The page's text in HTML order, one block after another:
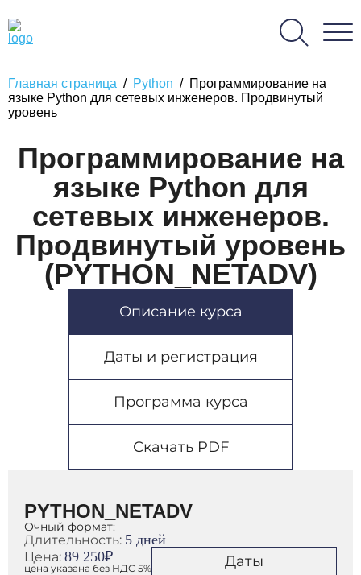
Главная страница / Python / Программирование на
языке Python для сетевых инженеров. Продвинутый
уровень
Программирование на
языке Python для
сетевых инженеров.
Продвинутый уровень
(PYTHON_NETADV)
Описание курса
Даты и регистрация
Программа курса
Скачать PDF
PYTHON_NETADV
Очный формат:
Длительность: 5 дней
Цена: 89 250₽
цена указана без НДС 5% Даты